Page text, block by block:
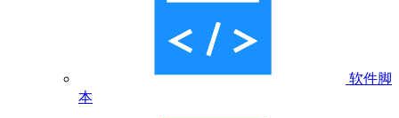
软件脚
本